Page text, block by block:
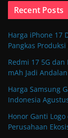
Recent Posts
Harga iPhone 17
Pangkas
Redmi 17 5G
mAh Jadi Andalan
Harga Samsung
Indonesia
Honor Ganti
Perusahaan